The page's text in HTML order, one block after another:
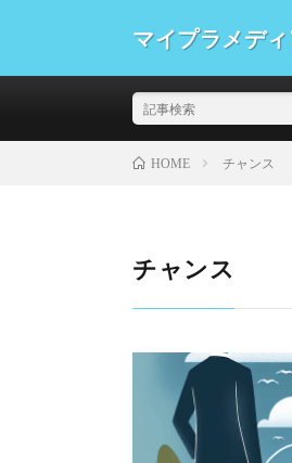
マイプラメデ
HOME チャンス
チャンス